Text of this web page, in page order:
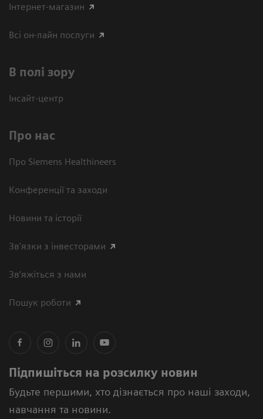
Інтернет-магазин
Всі он-лайн послуги
В полі зору
Інсайт-центр
Про нас
Про Siemens Healthineers
Конференції та заходи
Новини та історії
Зв'язки з інвесторами
Зв’яжіться з нами
Пошук роботи
Підпишіться на розсилку новин
Будьте першими, хто дізнається про наші заходи,
навчання та новини.